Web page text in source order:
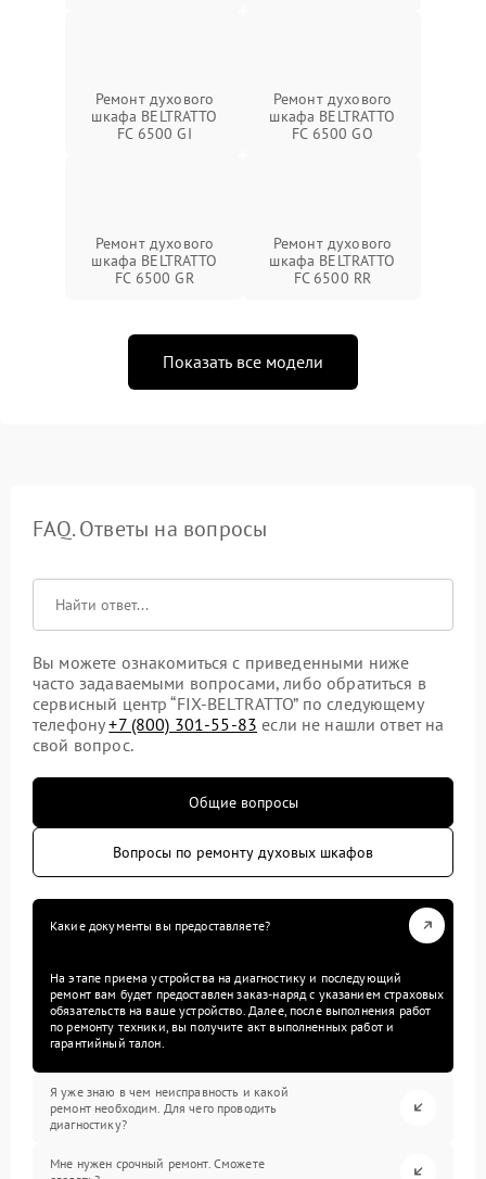
Ремонт духового
шкафа BELTRATTO
FC 6500 GI
Ремонт духового
шкафа BELTRATTO
FC 6500 GO
Ремонт духового
шкафа BELTRATTO
FC 6500 GR
Ремонт духового
шкафа BELTRATTO
FC 6500 RR
Показать все модели
FAQ. Ответы на вопросы
Вы можете ознакомиться с приведенными ниже
часто задаваемыми вопросами, либо обратиться в
сервисный центр “FIX-BELTRATTO” по следующему
телефону+7 (800) 301-55-83 если не нашли ответ на
свой вопрос.
Общие вопросы
Вопросы по ремонту духовых шкафов
Какие документы вы предоставляете?
На этапе приема устройства на диагностику и последующий
ремонт вам будет предоставлен заказ-наряд с указанием страховых
обязательств на ваше устройство. Далее, после выполнения работ
по ремонту техники, вы получите акт выполненных работ и
гарантийный талон.
Я уже знаю в чем неисправность и какой
ремонт необходим. Для чего проводить
диагностику?
Мне нужен срочный ремонт. Сможете